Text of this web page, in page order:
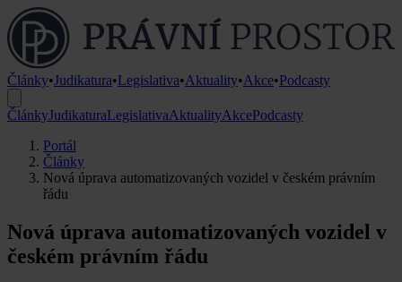
Články•Judikatura•Legislativa•Aktuality•Akce•Podcasty
ČlánkyJudikaturaLegislativaAktualityAkcePodcasty
Portál
Články
Nová úprava automatizovaných vozidel v českém právním
řádu
Nová úprava automatizovaných vozidel v
českém právním řádu